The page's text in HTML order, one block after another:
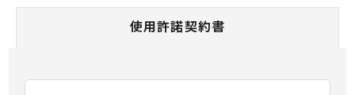
使用許諾契約書